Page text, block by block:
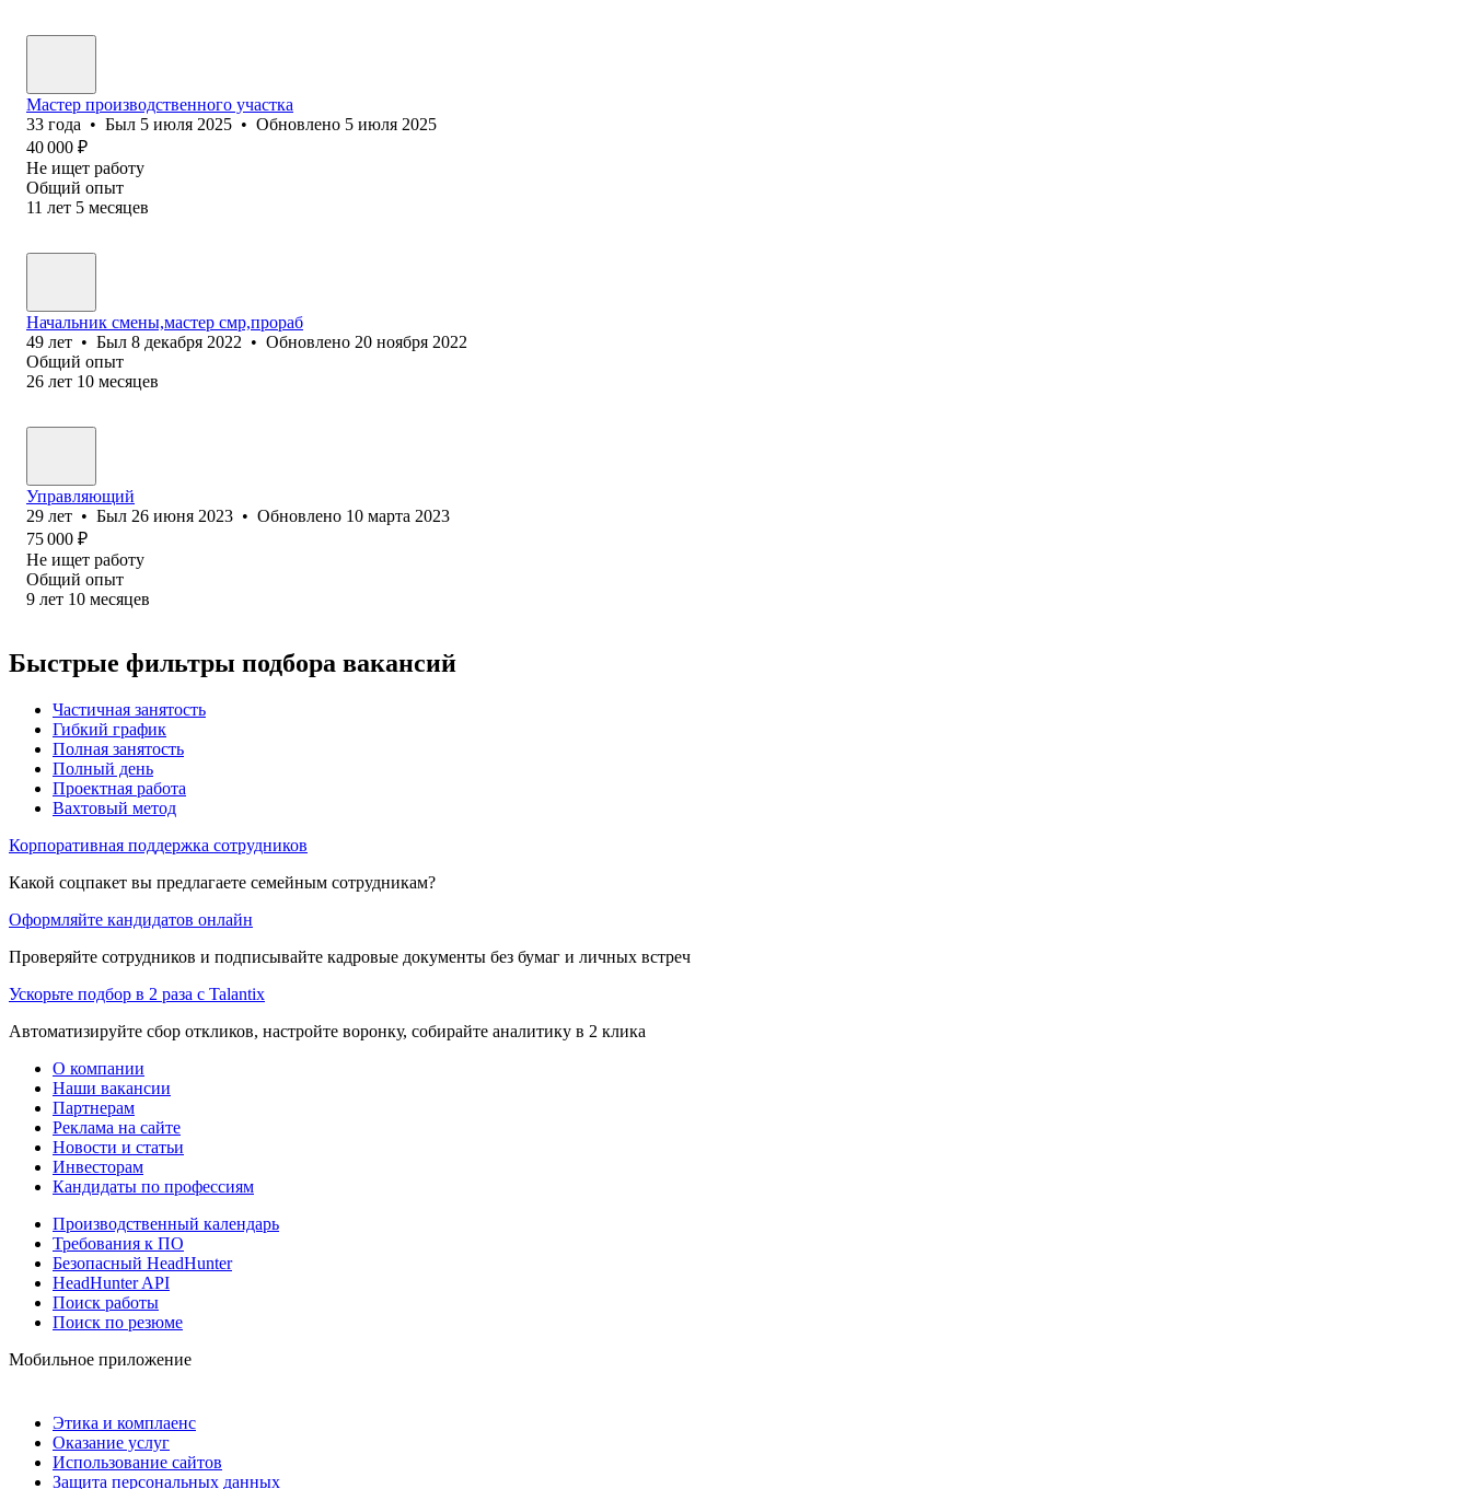
Мастер производственного участка
33 года • Был 5 июля 2025 • Обновлено 5 июля 2025
40 000 ₽
Не ищет работу
Общий опыт
11 лет 5 месяцев
Начальник смены,мастер смр,прораб
49 лет • Был 8 декабря 2022 • Обновлено 20 ноября 2022
Общий опыт
26 лет 10 месяцев
Управляющий
29 лет • Был 26 июня 2023 • Обновлено 10 марта 2023
75 000 ₽
Не ищет работу
Общий опыт
9 лет 10 месяцев
Быстрые фильтры подбора вакансий
Частичная занятость
Гибкий график
Полная занятость
Полный день
Проектная работа
Вахтовый метод
Корпоративная поддержка сотрудников
Какой соцпакет вы предлагаете семейным сотрудникам?
Оформляйте кандидатов онлайн
Проверяйте сотрудников и подписывайте кадровые документы без бумаг и личных встреч
Ускорьте подбор в 2 раза с Talantix
Автоматизируйте сбор откликов, настройте воронку, собирайте аналитику в 2 клика
О компании
Наши вакансии
Партнерам
Реклама на сайте
Новости и статьи
Инвесторам
Кандидаты по профессиям
Производственный календарь
Требования к ПО
Безопасный HeadHunter
HeadHunter API
Поиск работы
Поиск по резюме
Мобильное приложение
Этика и комплаенс
Оказание услуг
Использование сайтов
Защита персональных данных